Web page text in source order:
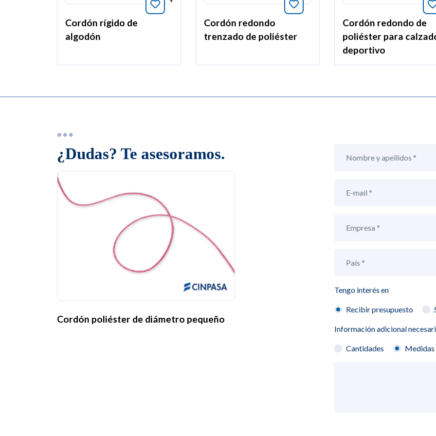
Añade a favoritos este artículo
Cordón rígido de
algodón
Añade a favoritos este artículo
Cordón redondo
trenzado de poliéster
Cordón redondo de
poliéster para
deportivo
¿Dudas? Te asesoramos.
Cordón poliéster de diámetro pequeño
Tengo interés en
Recibir presupuesto
Información adicional
Cantidades Medidas